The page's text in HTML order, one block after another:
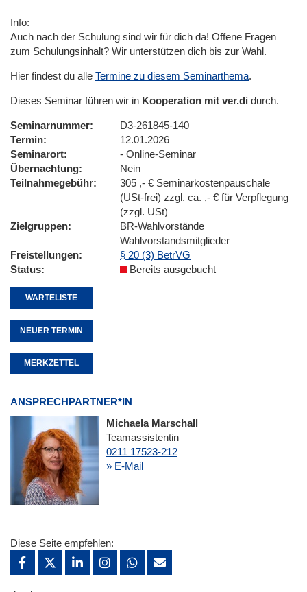
Info:
Auch nach der Schulung sind wir für dich da! Offene Fragen
zum Schulungsinhalt? Wir unterstützen dich bis zur Wahl.
Hier findest du alle Termine zu diesem Seminarthema.
Dieses Seminar führen wir in Kooperation mit ver.di durch.
Seminarnummer
D3-261845-140
Termin
12.01.2026
Seminarort
- Online-Seminar
Übernachtung
Nein
Teilnahmegebühr
305 ,- € Seminarkostenpauschale
(USt-frei) zzgl. ca. ,- € für Verpflegung
(zzgl. USt)
Zielgruppen
BR-Wahlvorstände
Wahlvorstandsmitglieder
Freistellungen
§ 20 (3) BetrVG
Status
Bereits ausgebucht
WARTELISTE
NEUER TERMIN
MERKZETTEL
ANSPRECHPARTNER*IN
Michaela Marschall
Teamassistentin
0211 17523-212
» E-Mail
Diese Seite empfehlen: